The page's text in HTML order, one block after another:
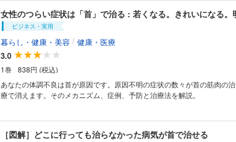
は、首の筋肉をゆるめ、休めることで解消します。頸性神経筋症候群を発
見した名医の最新｢首｣健康法がコンパクトにわかる一冊です。
ビジネス・実用
暮らし・健康・美容 / 健康・医療
3.0
1巻
838円 (税込)
あなたの体調不良は首が原因です。原因不明の症状の数々が首の筋肉の治
療で消えます。そのメカニズム、症例、予防と治療法を解説。
［図解］どこに行っても治らなかった病気が首で治せる